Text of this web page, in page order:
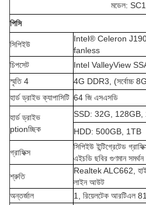
মডেল:
পিসি
সিপিইউ
Intel® Celeron
fanless
চিপসেট
Intel ValleyView
স্মৃতি 4
4G DDR3, (সর্বোচ্চ
হার্ড ড্রাইভ ক্যাপাসিটি 64 জি এসএসডি
হার্ড ড্রাইভ
ptionচ্ছিক
SSD: 32G, 128GB,
HDD: 500GB, 1TB
গ্রাফিক্স
সিপিইউ ইন্টিগ্রেটেড
এইচডি ছবির গুণমান
শ্রুতি
Realtek ALC662, হাই
লাইন আউট
অন্তর্জাল
1, রিয়েলটেক আরটিএল